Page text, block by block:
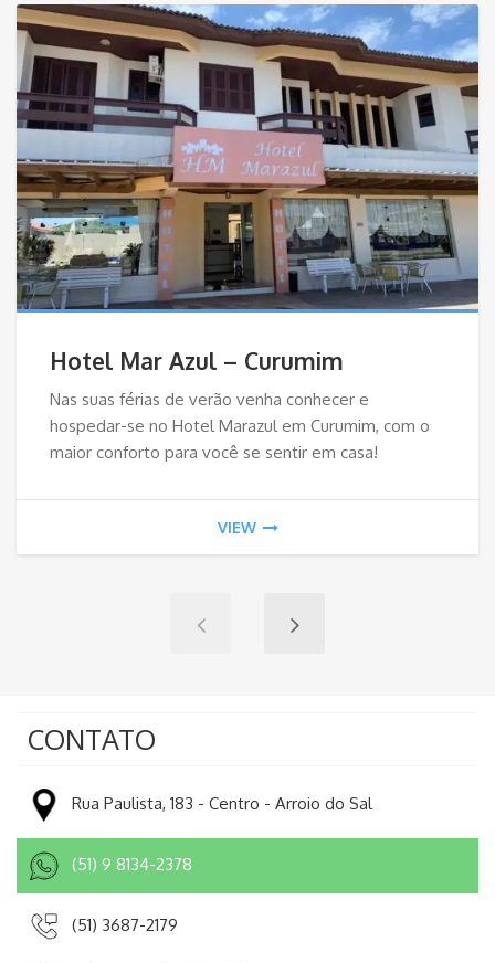
Hotel Mar Azul – Curumim
Nas suas férias de verão venha conhecer e
hospedar-se no Hotel Marazul em Curumim, com o
maior conforto para você se sentir em casa!
VIEW
CONTATO
Rua Paulista, 183 - Centro - Arroio do Sal
(51) 9 8134-2378
(51) 3687-2179